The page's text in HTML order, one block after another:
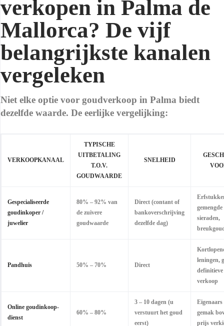
verkopen in Palma de
Mallorca? De vijf
belangrijkste kanalen
vergeleken
Niet elke optie voor goudverkoop in Palma biedt
dezelfde waarde. De eerlijke vergelijking:
VERKOOPKANAAL
TYPISCHE
UITBETALING
T.O.V.
GOUDWAARDE
SNELHEID
Gespecialiseerde
goudinkoper /
juwelier
80% – 92% van
de zuivere
goudwaarde
Direct (contant of
bankoverschrijving
dezelfde dag)
gemengde
sieraden,
Pandhuis 50% – 70% Direct
leningen,
definitieve
verkoop
Online goudinkoop-
dienst
60% – 80%
3 – 10 dagen (u
verstuurt het goud
eerst)
Eigenaars
gemak
prijs